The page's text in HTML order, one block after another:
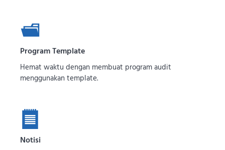
Program Template
Hemat waktu dengan membuat program audit
menggunakan template.
Notisi